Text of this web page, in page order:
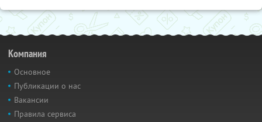
Компания
Основное
Публикации о нас
Вакансии
Правила сервиса